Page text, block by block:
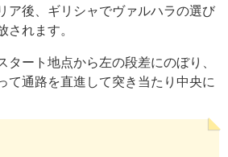
ア後、ギリシャでヴァルハラの選び
れます。
ート地点から左の段差にのぼり、
て通路を直進して突き当たり中央に